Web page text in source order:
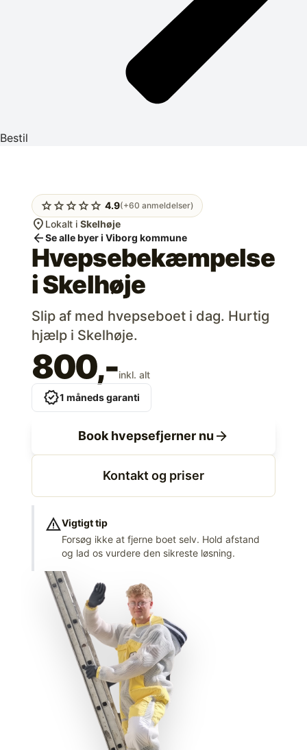
Bestil
starstarstarstarstar 4.9(+60 anmeldelser)
location_on Lokalt i Skelhøje
arrow_backSe alle byer i Viborg kommune
Hvepsebekæmpelse
iSkelhøje
Slip af med hvepseboet i dag. Hurtig
hjælp i Skelhøje.
800,-inkl. alt
verified1 måneds garanti
Book hvepsefjerner nu arrow_forward
Kontakt og priser
warningVigtigt tip
Forsøg ikke at fjerne boet selv. Hold afstand
og lad os vurdere den sikreste løsning.